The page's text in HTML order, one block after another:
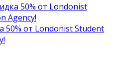
50% от Londonist
Agency!
50% от Londonist Student